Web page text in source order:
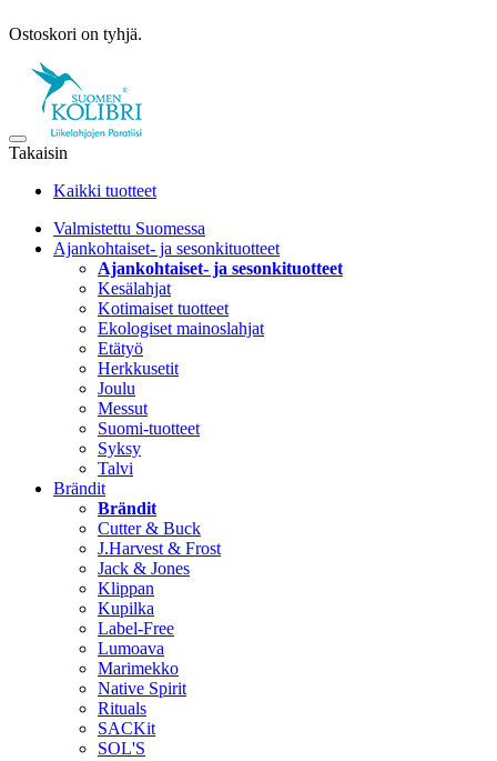
Ostoskori on tyhjä.
Takaisin
Kaikki tuotteet
Valmistettu Suomessa
Ajankohtaiset- ja sesonkituotteet
Ajankohtaiset- ja sesonkituotteet
Kesälahjat
Kotimaiset tuotteet
Ekologiset mainoslahjat
Etätyö
Herkkusetit
Joulu
Messut
Suomi-tuotteet
Syksy
Talvi
Brändit
Brändit
Cutter & Buck
J.Harvest & Frost
Jack & Jones
Klippan
Kupilka
Label-Free
Lumoava
Marimekko
Native Spirit
Rituals
SACKit
SOL'S